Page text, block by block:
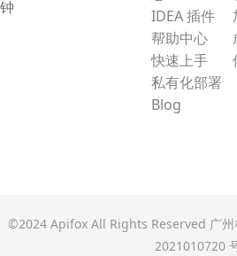
钟
IDEA 插件
帮助中心
快速上手
私有化部署
Blog
©2024 Apifox All Rights Reserved 广州
2021010720